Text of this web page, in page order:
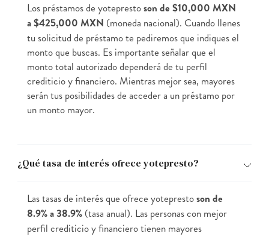
Los préstamos de yoteprestoson de $10,000 MXN
a $425,000 MXN (moneda nacional). Cuando llenes
tu solicitud de préstamo te pediremos que indiques el
monto que buscas. Es importante señalar que el
monto total autorizado dependerá de tu perfil
crediticio y financiero. Mientras mejor sea, mayores
serán tus posibilidades de acceder a un préstamo por
un monto mayor.
¿Qué tasa de interés ofrece yotepresto?
Las tasas de interés que ofrece yoteprestoson de
8.9% a 38.9%(tasa anual). Las personas con mejor
perfil crediticio y financiero tienen mayores